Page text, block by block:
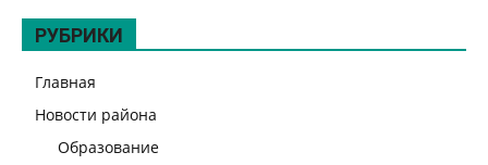
РУБРИКИ
Главная
Новости района
Образование